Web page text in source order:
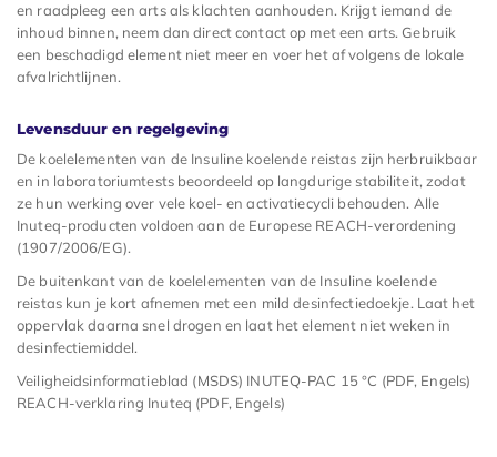
en raadpleeg een arts als klachten aanhouden. Krijgt iemand de
inhoud binnen, neem dan direct contact op met een arts. Gebruik
een beschadigd element niet meer en voer het af volgens de lokale
afvalrichtlijnen.
Levensduur en regelgeving
De koelelementen van de Insuline koelende reistas zijn herbruikbaar
en in laboratoriumtests beoordeeld op langdurige stabiliteit, zodat
ze hun werking over vele koel- en activatiecycli behouden. Alle
Inuteq-producten voldoen aan de Europese REACH-verordening
(1907/2006/EG).
De buitenkant van de koelelementen van de Insuline koelende
reistas kun je kort afnemen met een mild desinfectiedoekje. Laat het
oppervlak daarna snel drogen en laat het element niet weken in
desinfectiemiddel.
Veiligheidsinformatieblad (MSDS) INUTEQ-PAC 15 °C (PDF, Engels)
REACH-verklaring Inuteq (PDF, Engels)